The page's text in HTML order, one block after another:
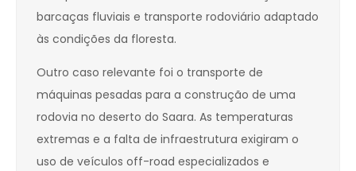
barcaças fluviais e transporte rodoviário adaptado
às condições da floresta.
Outro caso relevante foi o transporte de
máquinas pesadas para a construção de uma
rodovia no deserto do Saara. As temperaturas
extremas e a falta de infraestrutura exigiram o
uso de veículos off-road especializados e